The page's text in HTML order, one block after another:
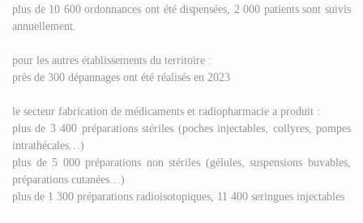
plus de 10 600 ordonnances ont été dispensées, 2 000 patients sont suivis
annuellement.
pour les autres établissements du territoire :
près de 300 dépannages ont été réalisés en 2023
le secteur fabrication de médicaments et radiopharmacie a produit :
plus de 3 400 préparations stériles (poches injectables, collyres, pompes
intrathécales…)
plus de 5 000 préparations non stériles (gélules, suspensions buvables,
préparations cutanées…)
plus de 1 300 préparations radioisotopiques, 11 400 seringues injectables